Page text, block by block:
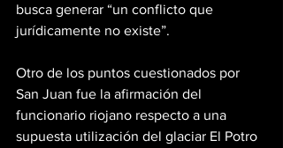
busca generar “un conflicto que
jurídicamente no existe”.
Otro de los puntos cuestionados por
San Juan fue la afirmación del
funcionario riojano respecto a una
supuesta utilización del glaciar El Potro